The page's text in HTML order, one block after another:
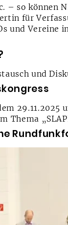
– so können
für
und Vereine
und
Thema